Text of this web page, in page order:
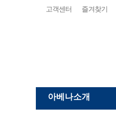
고객센터 즐겨찾기
아베나소개